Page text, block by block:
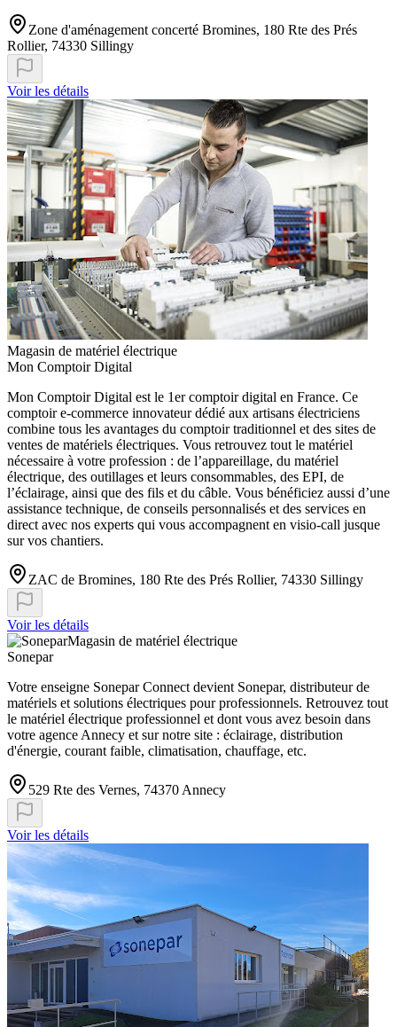
Zone d'aménagement concerté Bromines, 180 Rte des Prés
Rollier, 74330 Sillingy
Voir les détails
Magasin de matériel électrique
Mon Comptoir Digital
Mon Comptoir Digital est le 1er comptoir digital en France. Ce
comptoir e-commerce innovateur dédié aux artisans électriciens
combine tous les avantages du comptoir traditionnel et des sites de
ventes de matériels électriques. Vous retrouvez tout le matériel
nécessaire à votre profession : de l’appareillage, du matériel
électrique, des outillages et leurs consommables, des EPI, de
l’éclairage, ainsi que des fils et du câble. Vous bénéficiez aussi d’une
assistance technique, de conseils personnalisés et des services en
direct avec nos experts qui vous accompagnent en visio-call jusque
sur vos chantiers.
ZAC de Bromines, 180 Rte des Prés Rollier, 74330 Sillingy
Voir les détails
Magasin de matériel électrique
Sonepar
Votre enseigne Sonepar Connect devient Sonepar, distributeur de
matériels et solutions électriques pour professionnels. Retrouvez tout
le matériel électrique professionnel et dont vous avez besoin dans
votre agence Annecy et sur notre site : éclairage, distribution
d'énergie, courant faible, climatisation, chauffage, etc.
529 Rte des Vernes, 74370 Annecy
Voir les détails